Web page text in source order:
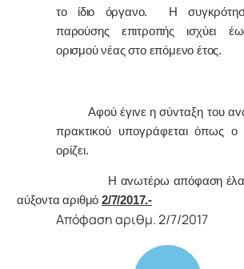
το ίδιο όργανο. Η
παρούσης επιτροπής ισχύει
ορισμού νέας στο επόμενο έτος.
Αφoύ έγιvε η σύvταξη τoυ
πρακτικoύ υπoγράφεται όπως o
oρίζει.
Η αvωτέρω απόφαση
αύξοντα αριθμό 2/7/2017.-
Απόφαση αριθμ. 2/7/2017